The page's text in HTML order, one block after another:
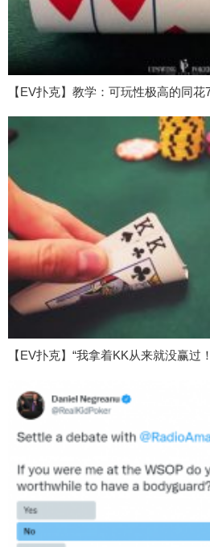
【EV扑克】教学：可玩性极高的同
【EV扑克】“我拿着KK从来就没赢过